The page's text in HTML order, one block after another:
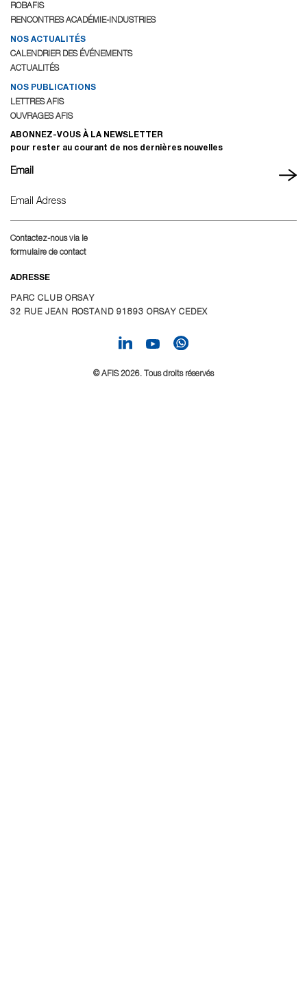
ROBAFIS
RENCONTRES ACADÉMIE-INDUSTRIES
NOS ACTUALITÉS
CALENDRIER DES ÉVÉNEMENTS
ACTUALITÉS
NOS PUBLICATIONS
LETTRES AFIS
OUVRAGES AFIS
ABONNEZ-VOUS À LA NEWSLETTER
pour rester au courant de nos dernières nouvelles
Email
Contactez-nous via le
formulaire de contact
ADRESSE
PARC CLUB ORSAY
32 RUE JEAN ROSTAND 91893 ORSAY CEDEX
© AFIS 2026. Tous droits réservés